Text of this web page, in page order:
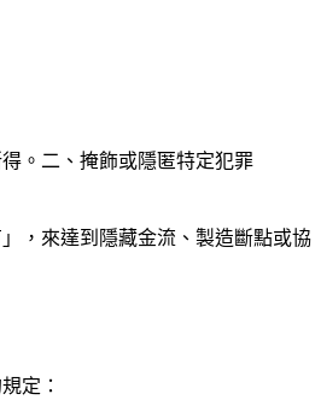
。二、掩飾或隱匿特定犯罪
，來達到隱藏金流、製造斷點或協
定：